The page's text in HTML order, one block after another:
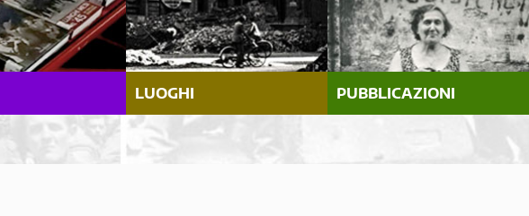
LUOGHI PUBBLICAZIONI